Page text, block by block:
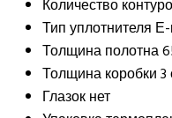
Количество
Тип уплотнителя
Толщина полотна
Толщина коробки3
Глазокнет